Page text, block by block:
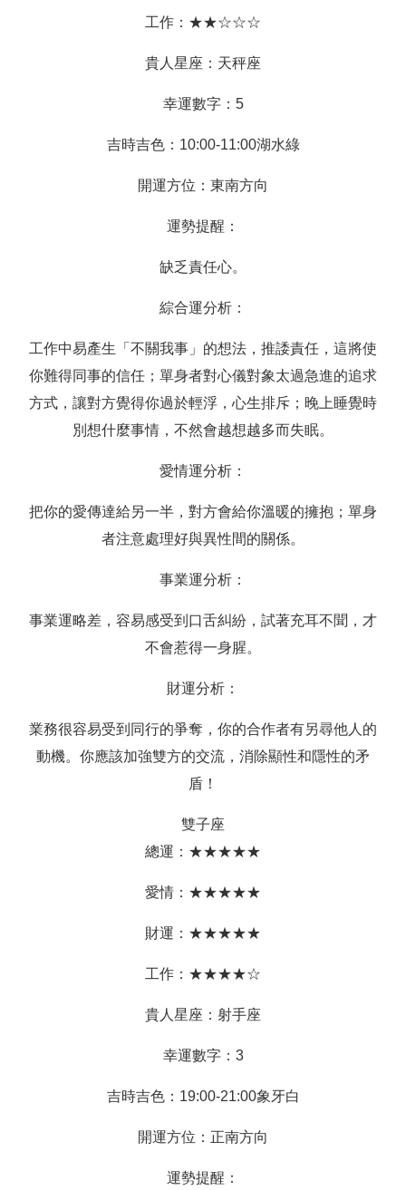
工作：★★☆☆☆
貴人星座：天秤座
幸運數字：5
吉時吉色：10:00-11:00湖水綠
開運方位：東南方向
運勢提醒：
缺乏責任心。
綜合運分析：
工作中易產生「不關我事」的想法，推諉責任，這將使
你難得同事的信任；單身者對心儀對象太過急進的追求
方式，讓對方覺得你過於輕浮，心生排斥；晚上睡覺時
別想什麼事情，不然會越想越多而失眠。
愛情運分析：
把你的愛傳達給另一半，對方會給你溫暖的擁抱；單身
者注意處理好與異性間的關係。
事業運分析：
事業運略差，容易感受到口舌糾紛，試著充耳不聞，才
不會惹得一身腥。
財運分析：
業務很容易受到同行的爭奪，你的合作者有另尋他人的
動機。你應該加強雙方的交流，消除顯性和隱性的矛
盾！
雙子座
總運：★★★★★
愛情：★★★★★
財運：★★★★★
工作：★★★★☆
貴人星座：射手座
幸運數字：3
吉時吉色：19:00-21:00象牙白
開運方位：正南方向
運勢提醒：